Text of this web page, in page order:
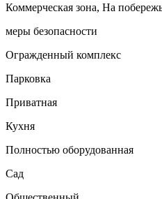
Коммерческая зона, На
меры безопасности
Огражденный комплекс
Парковка
Приватная
Кухня
Полностью оборудованная
Сад